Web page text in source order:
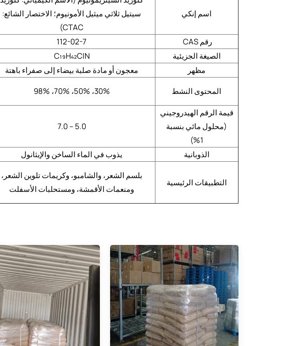
اسم إنكي
سيتيل ثلاثي ميثيل الأمونيوم؛ الاختصار الشائع:
CTAC)
رقم CAS 112-02-7
الصيغة الجزيئية
C₁₉H₄₂ClN
مظهر
معجون أو مادة صلبة بيضاء إلى صفراء باهتة
المحتوى النشط
30%، 50%، 70%، 98%
قيمة الرقم الهيدروجيني
(محلول مائي بنسبة
1%)
5.0 – 7.0
الذوبانية يذوب في الماء الساخن والإيثانول
التطبيقات الرئيسية
بلسم الشعر، والشامبو، وكريمات تلوين الشعر،
ومنعمات الأقمشة، ومستحلبات الأسفلت